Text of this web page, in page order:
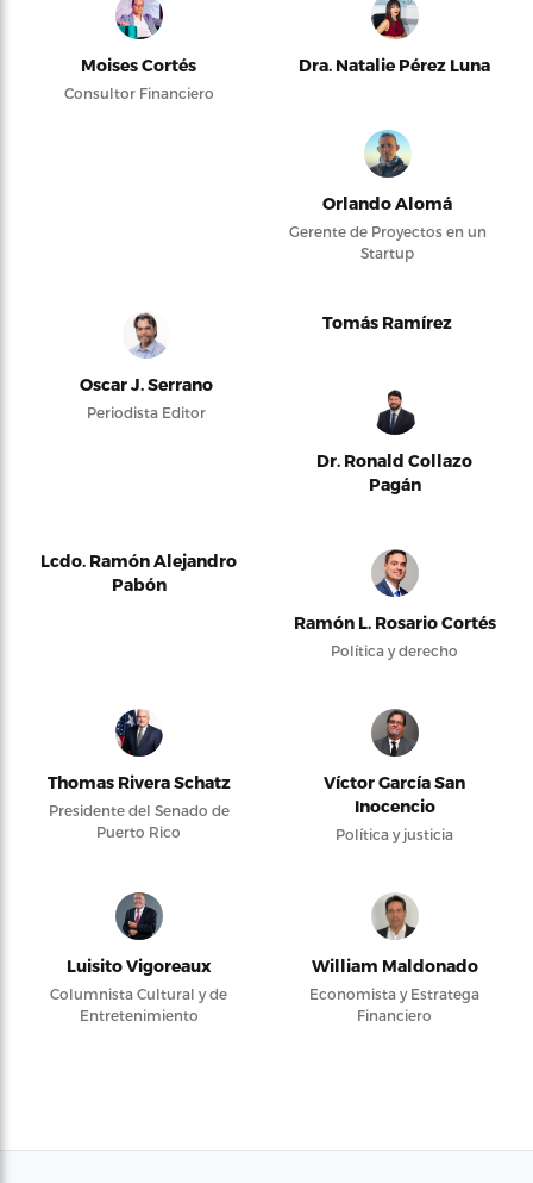
Moises Cortés
Consultor Financiero
Dra. Natalie Pérez Luna
Orlando Alomá
Gerente de Proyectos en un
Startup
Oscar J. Serrano
Periodista Editor
Tomás Ramírez
Dr. Ronald Collazo
Pagán
Lcdo. Ramón Alejandro
Pabón
Ramón L. Rosario Cortés
Política y derecho
Thomas Rivera Schatz
Presidente del Senado de
Puerto Rico
Víctor García San
Inocencio
Política y justicia
Luisito Vigoreaux
Columnista Cultural y de
Entretenimiento
William Maldonado
Economista y Estratega
Financiero